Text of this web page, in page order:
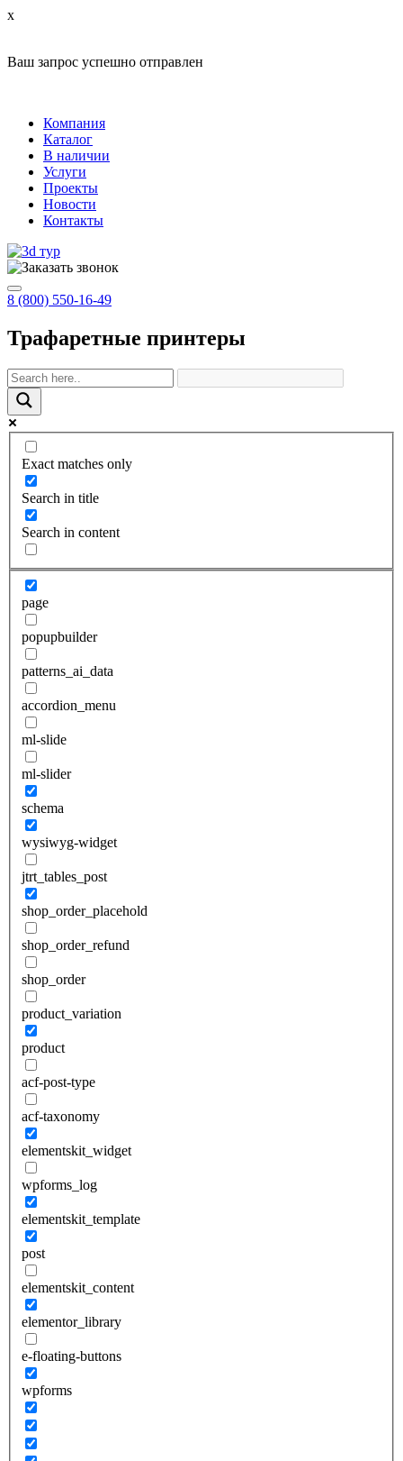
x
Ваш запрос успешно отправлен
Компания
Каталог
В наличии
Услуги
Проекты
Новости
Контакты
8 (800) 550-16-49
Трафаретные принтеры
Exact matches only
Search in title
Search in content
page
popupbuilder
patterns_ai_data
accordion_menu
ml-slide
ml-slider
schema
wysiwyg-widget
jtrt_tables_post
shop_order_placehold
shop_order_refund
shop_order
product_variation
product
acf-post-type
acf-taxonomy
elementskit_widget
wpforms_log
elementskit_template
post
elementskit_content
elementor_library
e-floating-buttons
wpforms